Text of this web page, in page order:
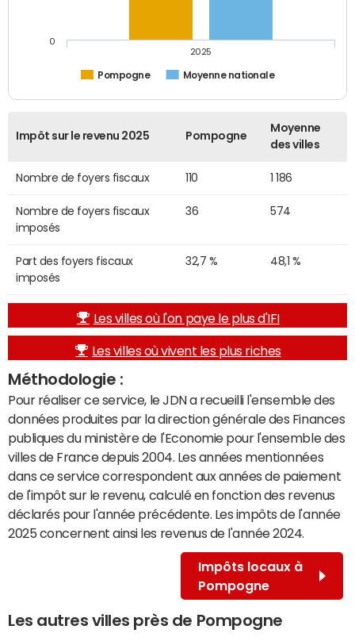
Pompogne Moyenne nationale
2025
0
Impôt sur le revenu 2025 Pompogne
Moyenne
des villes
Nombre de foyers fiscaux 110 1 186
Nombre de foyers fiscaux
imposés
36 574
Part des foyers fiscaux
imposés
32,7 % 48,1 %
Les villes où l'on paye le plus d'IFI
Les villes où vivent les plus riches
Méthodologie :
Pour réaliser ce service, le JDN a recueilli l'ensemble des
données produites par la direction générale des Finances
publiques du ministère de l'Economie pour l'ensemble des
villes de France depuis 2004. Les années mentionnées
dans ce service correspondent aux années de paiement
de l'impôt sur le revenu, calculé en fonction des revenus
déclarés pour l'année précédente. Les impôts de l'année
2025 concernent ainsi les revenus de l'année 2024.
Impôts locaux à
Pompogne
Les autres villes près de Pompogne